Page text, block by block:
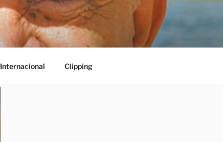
Internacional Clipping